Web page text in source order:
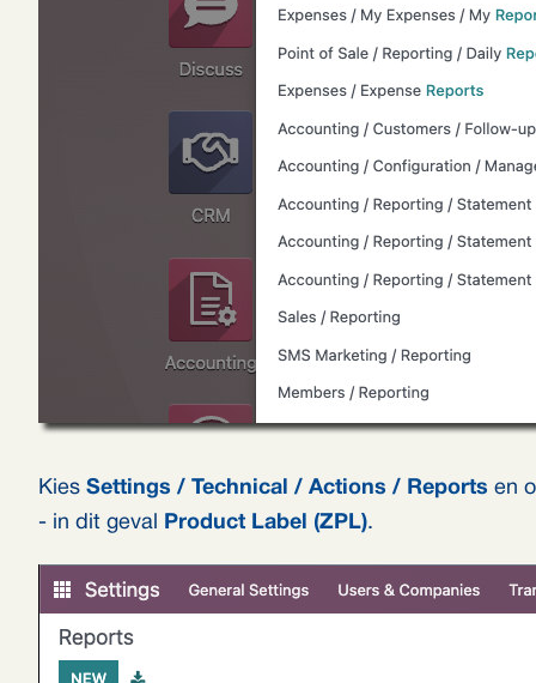
Kies Settings / Technical / Actions / Reports en
- in dit geval
Product Label (ZPL).